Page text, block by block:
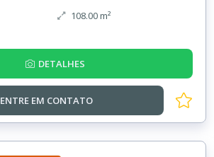
108.00 m²
DETALHES
ENTRE EM CONTATO